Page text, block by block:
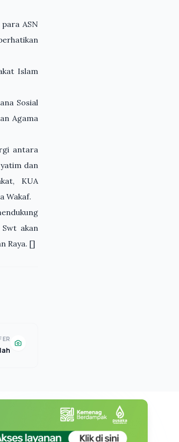
ASN
Islam
Sosial
Agama
antara
dan
KUA
Wakaf.
akan
Raya. []